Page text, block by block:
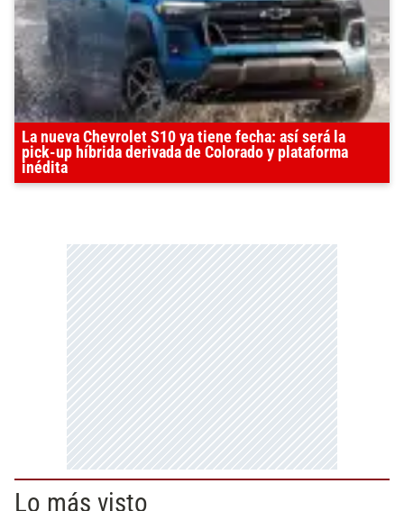
La nueva Chevrolet S10 ya tiene fecha: así será la
pick-up híbrida derivada de Colorado y plataforma
inédita
Lo más visto